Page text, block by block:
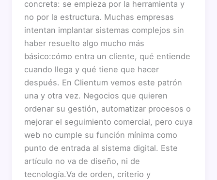
concreta: se empieza por la herramienta y
no por la estructura. Muchas empresas
intentan implantar sistemas complejos sin
haber resuelto algo mucho más
básico:cómo entra un cliente, qué entiende
cuando llega y qué tiene que hacer
después. En Clientum vemos este patrón
una y otra vez. Negocios que quieren
ordenar su gestión, automatizar procesos o
mejorar el seguimiento comercial, pero cuya
web no cumple su función mínima como
punto de entrada al sistema digital. Este
artículo no va de diseño, ni de
tecnología.Va de orden, criterio y